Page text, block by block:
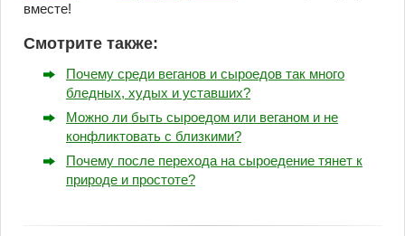
вместе!
Смотрите также:
Почему среди веганов и сыроедов так много
бледных, худых и уставших?
Можно ли быть сыроедом или веганом и не
конфликтовать с близкими?
Почему после перехода на сыроедение тянет к
природе и простоте?